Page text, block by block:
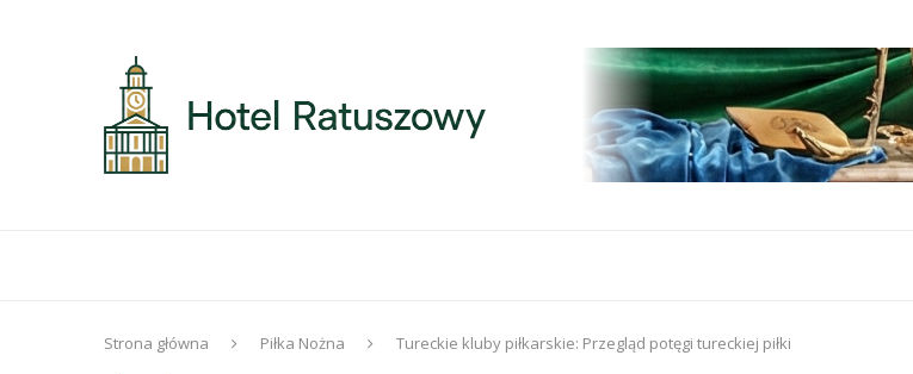
Strona główna Piłka Nożna
Tureckie kluby piłkarskie: Przegląd potęgi tureckiej piłki